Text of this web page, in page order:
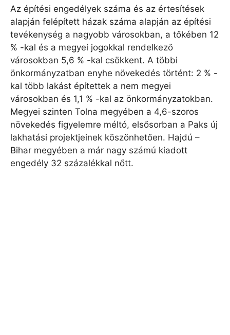
Az építési engedélyek száma és az értesítések
alapján felépített házak száma alapján az építési
tevékenység a nagyobb városokban, a tőkében 12
% -kal és a megyei jogokkal rendelkező
városokban 5,6 % -kal csökkent. A többi
önkormányzatban enyhe növekedés történt: 2 % -
kal több lakást építettek a nem megyei
városokban és 1,1 % -kal az önkormányzatokban.
Megyei szinten Tolna megyében a 4,6-szoros
növekedés figyelemre méltó, elsősorban a Paks új
lakhatási projektjeinek köszönhetően. Hajdú –
Bihar megyében a már nagy számú kiadott
engedély 32 százalékkal nőtt.